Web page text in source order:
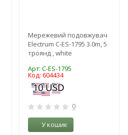
Мережевий подовжувач
Electrum C-ES-1795 3.0m, 5
троянд , white
Арт: C-ES-1795
Код: 604434
0
У кошик